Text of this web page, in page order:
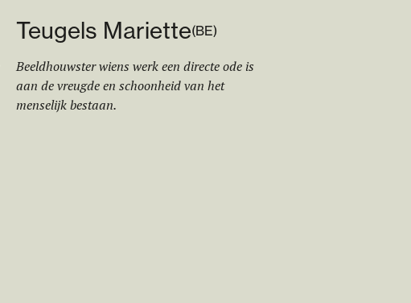
Teugels Mariette(BE)
Beeldhouwster wiens werk een directe ode is
aan de vreugde en schoonheid van het
menselijk bestaan.